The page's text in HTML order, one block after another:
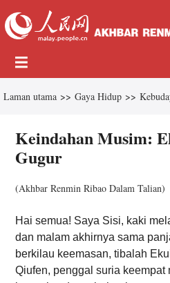
Laman utama >> Gaya Hidup >>
Keindahan Musim:
Gugur
(Akhbar Renmin Ribao Dalam Talian)
Hai semua! Saya Sisi, kaki
dan malam akhirnya sama
berkilau keemasan, tibalah
Qiufen, penggal suria keempat